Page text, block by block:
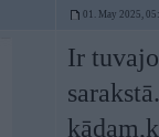
01. May 2025,
Ir